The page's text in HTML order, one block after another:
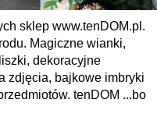
sklep www.tenDOM.pl.
Magiczne wianki,
dekoracyjne
zdjęcia, bajkowe imbryki
tenDOM ...bo